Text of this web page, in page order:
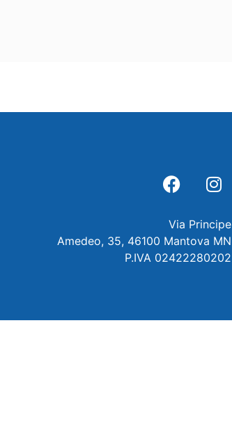
Via Principe
Amedeo, 35, 46100 Mantova MN
P.IVA 02422280202